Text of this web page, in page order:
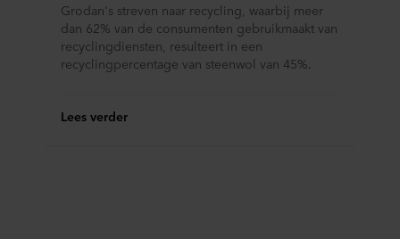
Grodan's streven naar recycling, waarbij meer
dan 62% van de consumenten gebruikmaakt van
recyclingdiensten, resulteert in een
recyclingpercentage van steenwol van 45%.
Lees verder